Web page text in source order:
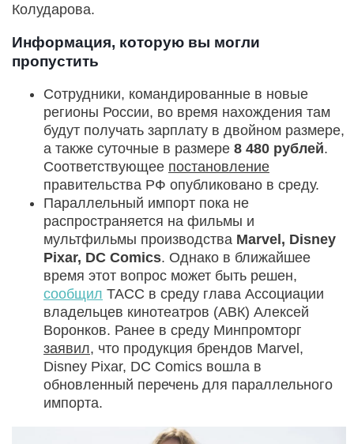
Колударова.
Информация, которую вы могли
пропустить
Сотрудники, командированные в новые
регионы России, во время нахождения там
будут получать зарплату в двойном размере,
а также суточные в размере 8 480 рублей.
Соответствующее постановление
правительства РФ опубликовано в среду.
Параллельный импорт пока не
распространяется на фильмы и
мультфильмы производства Marvel, Disney
Pixar, DC Comics. Однако в ближайшее
время этот вопрос может быть решен,
сообщил ТАСС в среду глава Ассоциации
владельцев кинотеатров (АВК) Алексей
Воронков. Ранее в среду Минпромторг
заявил, что продукция брендов Marvel,
Disney Pixar, DC Comics вошла в
обновленный перечень для параллельного
импорта.